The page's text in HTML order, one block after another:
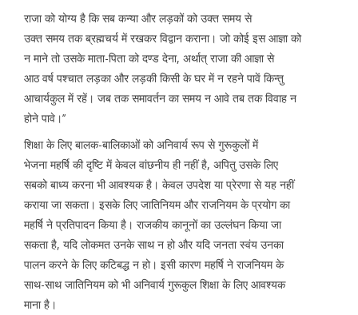
राजा को योग्य है कि सब कन्या और लड़कों को उक्त समय से
उक्त समय तक ब्रह्मचर्य में रखकर विद्वान कराना। जो कोई इस आज्ञा को
न माने तो उसके माता-पिता को दण्ड देना, अर्थात् राजा की आज्ञा से
आठ वर्ष पश्चात लड़का और लड़की किसी के घर में न रहने पावें किन्तु
आचार्यकुल में रहें। जब तक समावर्तन का समय न आवे तब तक विवाह न
होने पावे।’’
शिक्षा के लिए बालक-बालिकाओं को अनिवार्य रूप से गुरूकुलों में
भेजना महर्षि की दृष्टि में केवल वांछनीय ही नहीं है, अपितु उसके लिए
सबको बाध्य करना भी आवश्यक है। केवल उपदेश या प्रेरणा से यह नहीं
कराया जा सकता। इसके लिए जातिनियम और राजनियम के प्रयोग का
महर्षि ने प्रतिपादन किया है। राजकीय कानूनों का उल्लंघन किया जा
सकता है, यदि लोकमत उनके साथ न हो और यदि जनता स्वंय उनका
पालन करने के लिए कटिबद्ध न हो। इसी कारण महर्षि ने राजनियम के
साथ-साथ जातिनियम को भी अनिवार्य गुरूकुल शिक्षा के लिए आवश्यक
माना है।